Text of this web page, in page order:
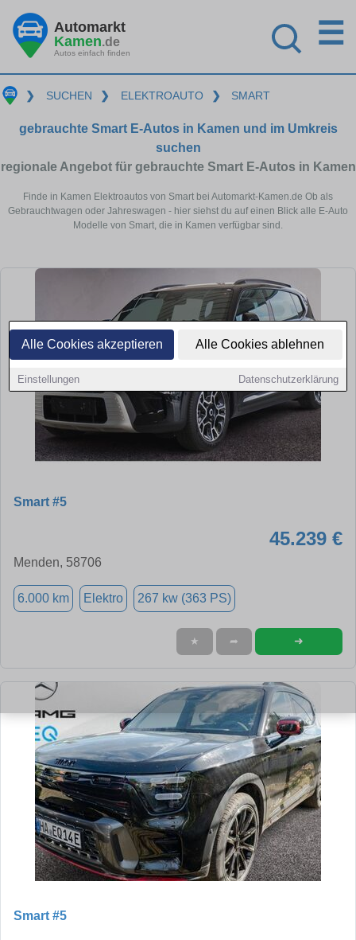
Alle Cookies akzeptieren Alle Cookies ablehnen
Einstellungen Datenschutzerklärung
Automarkt
Kamen.de
Autos einfach finden
☰
❯ SUCHEN ❯ ELEKTROAUTO ❯ SMART
gebrauchte Smart E-Autos in Kamen und im Umkreis
suchen
regionale Angebot für gebrauchte Smart E-Autos in Kamen
Finde in Kamen Elektroautos von Smart bei Automarkt-Kamen.de Ob als
Gebrauchtwagen oder Jahreswagen - hier siehst du auf einen Blick alle E-Auto
Modelle von Smart, die in Kamen verfügbar sind.
Smart #5
45.239 €
Menden, 58706
6.000 km Elektro 267 kw (363 PS)
★ ➦ ➜
Smart #5